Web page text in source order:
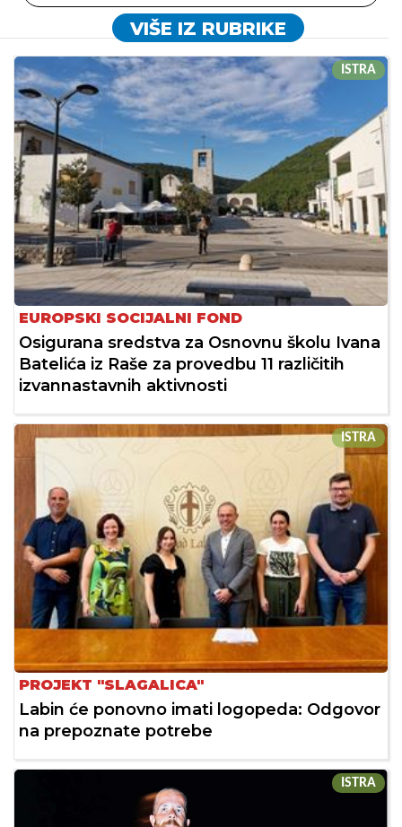
VIŠE IZ RUBRIKE
ISTRA
EUROPSKI SOCIJALNI FOND
Osigurana sredstva za Osnovnu školu Ivana
Batelića iz Raše za provedbu 11 različitih
izvannastavnih aktivnosti
ISTRA
PROJEKT "SLAGALICA"
Labin će ponovno imati logopeda: Odgovor
na prepoznate potrebe
ISTRA